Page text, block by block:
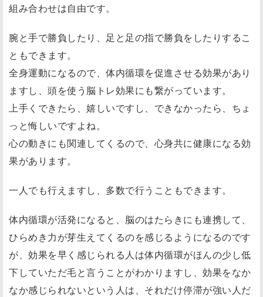
組み合わせは自由です。
腕と手で勝負したり、足と足の指で勝負をしたりするこ
ともできます。
全身運動になるので、体内循環を促進させる効果があり
ますし、頭を使う脳トレ効果にも繋がっています。
上手くできたら、嬉しいですし、できなかったら、ちょ
っと悔しいですよね。
心の動きにも関連してくるので、心身共に健康になる効
果があります。
一人でも行えますし、多数で行うこともできます。
体内循環が活発になると、脳のはたらきにも連携して、
ひらめき力が芽生えてくるのを感じるようになるのです
が、効果を早く感じられる人は体内循環がほんの少し低
下していただ毛と言うことがわかりますし、効果をなか
なか感じられないという人は、それだけ停滞が強い人だ